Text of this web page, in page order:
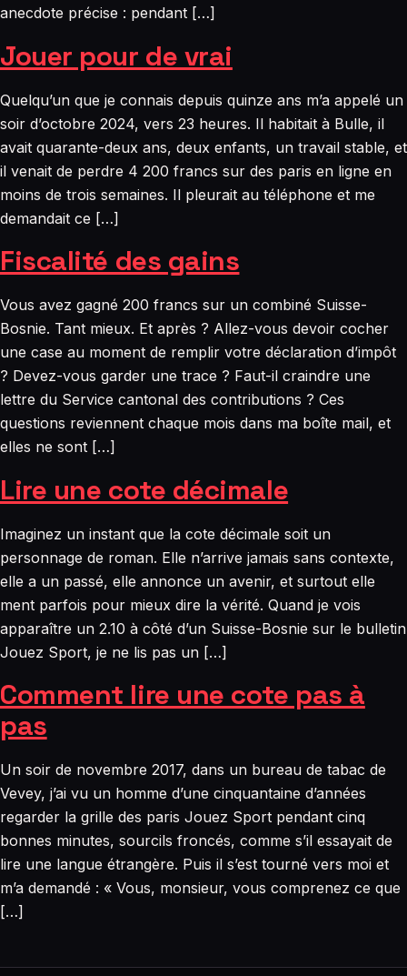
anecdote précise : pendant […]
Jouer pour de vrai
Quelqu’un que je connais depuis quinze ans m’a appelé un
soir d’octobre 2024, vers 23 heures. Il habitait à Bulle, il
avait quarante-deux ans, deux enfants, un travail stable, et
il venait de perdre 4 200 francs sur des paris en ligne en
moins de trois semaines. Il pleurait au téléphone et me
demandait ce […]
Fiscalité des gains
Vous avez gagné 200 francs sur un combiné Suisse-
Bosnie. Tant mieux. Et après ? Allez-vous devoir cocher
une case au moment de remplir votre déclaration d’impôt
? Devez-vous garder une trace ? Faut-il craindre une
lettre du Service cantonal des contributions ? Ces
questions reviennent chaque mois dans ma boîte mail, et
elles ne sont […]
Lire une cote décimale
Imaginez un instant que la cote décimale soit un
personnage de roman. Elle n’arrive jamais sans contexte,
elle a un passé, elle annonce un avenir, et surtout elle
ment parfois pour mieux dire la vérité. Quand je vois
apparaître un 2.10 à côté d’un Suisse-Bosnie sur le bulletin
Jouez Sport, je ne lis pas un […]
Comment lire une cote pas à
pas
Un soir de novembre 2017, dans un bureau de tabac de
Vevey, j’ai vu un homme d’une cinquantaine d’années
regarder la grille des paris Jouez Sport pendant cinq
bonnes minutes, sourcils froncés, comme s’il essayait de
lire une langue étrangère. Puis il s’est tourné vers moi et
m’a demandé : « Vous, monsieur, vous comprenez ce que
[…]